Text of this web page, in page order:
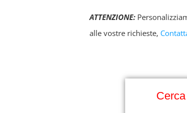
ATTENZIONE:
alle vostre richieste,